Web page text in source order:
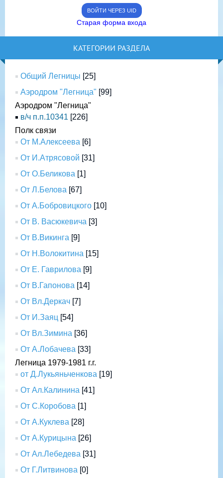
ВОЙТИ ЧЕРЕЗ UID
Старая форма входа
КАТЕГОРИИ РАЗДЕЛА
Общий Легницы [25]
Аэродром "Легница" [99]
Аэродром "Легница"
в/ч п.п.10341 [226]
Полк связи
От М.Алексеева [6]
От И.Атрясовой [31]
От О.Беликова [1]
От Л.Белова [67]
От А.Бобровицкого [10]
От В. Васюкевича [3]
От В.Викинга [9]
От Н.Волокитина [15]
От Е. Гаврилова [9]
От В.Гапонова [14]
От Вл.Деркач [7]
От И.Заяц [54]
От Вл.Зимина [36]
От А.Лобачева [33]
Легница 1979-1981 г.г.
от Д.Лукьяньченкова [19]
От Ал.Калинина [41]
От С.Коробова [1]
От А.Куклева [28]
От А.Курицына [26]
От Ал.Лебедева [31]
От Г.Литвинова [0]